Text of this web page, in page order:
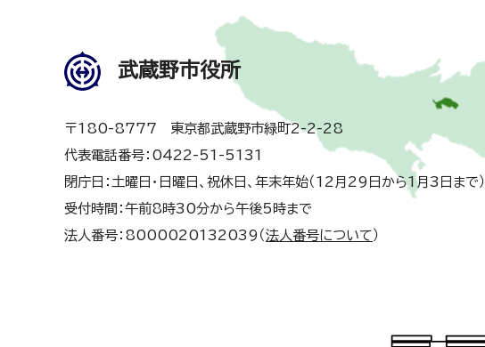
武蔵野市役所
〒180-8777 東京都武蔵野市緑町2-2-28
代表電話番号：0422-51-5131
閉庁日：土曜日・日曜日、祝休日、年末年始（12月29日から1月3日まで）
受付時間：午前8時30分から午後5時まで
法人番号：8000020132039（ 法人番号について ）